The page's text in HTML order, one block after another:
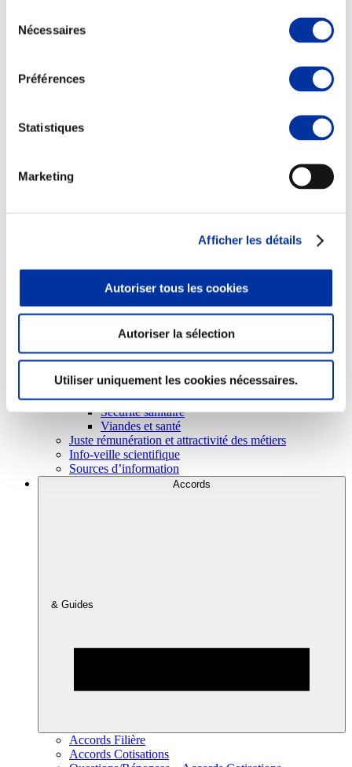
Nécessaires
Préférences
Statistiques
Marketing
Afficher les détails
Autoriser tous les cookies
Autoriser la sélection
Utiliser uniquement les cookies nécessaires.
Partenaire Climat
Consommation
Sécurité sanitaire
Viandes et santé
Juste rémunération et attractivité des métiers
Info-veille scientifique
Sources d’information
Accords
& Guides
Accords Filière
Accords Cotisations